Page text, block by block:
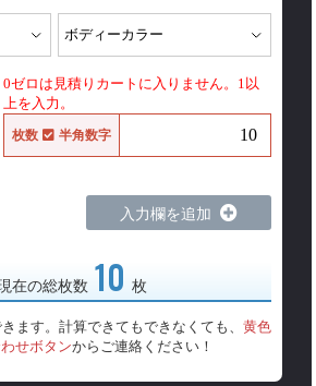
0ゼロは見積りカートに入りません。1以
上を入力。
枚数 半角数字
入力欄を追加
在の総枚数 10 枚
ます。計算できてもできなくても、 黄色
せボタンからご連絡ください！